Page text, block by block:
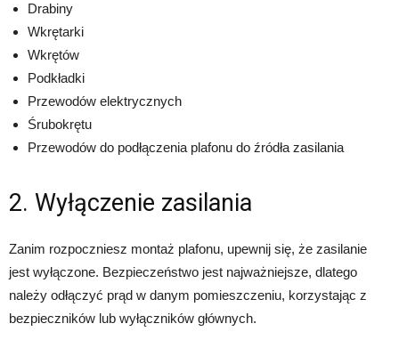
Drabiny
Wkrętarki
Wkrętów
Podkładki
Przewodów elektrycznych
Śrubokrętu
Przewodów do podłączenia plafonu do źródła zasilania
2. Wyłączenie zasilania
Zanim rozpoczniesz montaż plafonu, upewnij się, że zasilanie
jest wyłączone. Bezpieczeństwo jest najważniejsze, dlatego
należy odłączyć prąd w danym pomieszczeniu, korzystając z
bezpieczników lub wyłączników głównych.